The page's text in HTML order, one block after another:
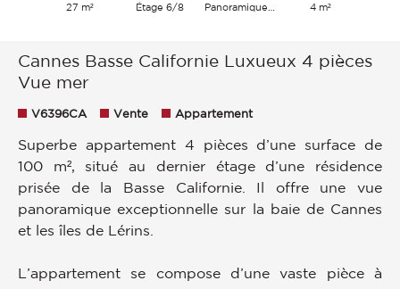
27 m² Étage 6/8 4 m²
Cannes Basse Californie Luxueux 4 pièces
Vue mer
V6396CA Vente Appartement
Superbe appartement 4 pièces d’une surface de
100 m², situé au dernier étage d’une résidence
prisée de la Basse Californie. Il offre une vue
panoramique exceptionnelle sur la baie de Cannes
et les îles de Lérins.
L’appartement se compose d’une vaste pièce à